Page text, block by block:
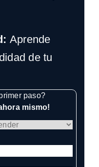
Aprende
de tu
paso?
mismo!